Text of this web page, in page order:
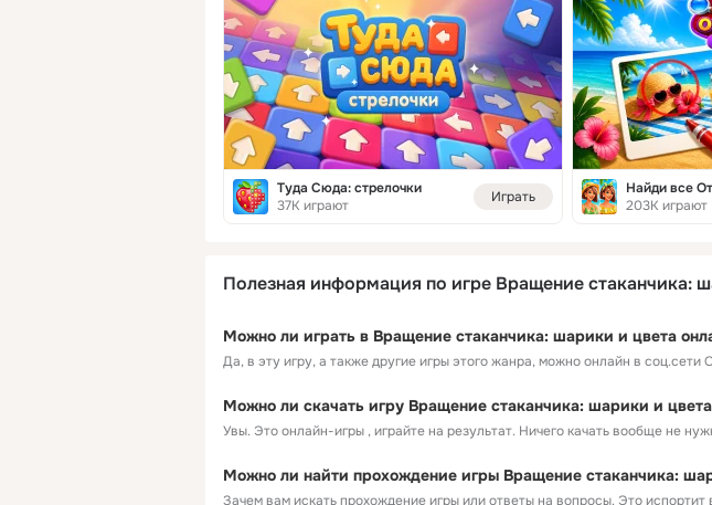
Туда Сюда: стрелочки
37K играют
Играть
203K играют
Полезная информация по игре Вращение стаканчика:
Можно ли играть в Вращение стаканчика: шарики и цвета
Да, в эту игру, а также другие игры этого жанра, можно онлайн в соц.сети
Можно ли скачать игру Вращение стаканчика: шарики и
Увы. Это онлайн-игры , играйте на результат. Ничего качать вообще не
Можно ли найти прохождение игры Вращение стаканчика:
Зачем вам искать прохождение игры или ответы на вопросы. Это